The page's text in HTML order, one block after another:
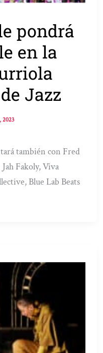
pondrá
en la
Jazz
2023
también con Fred
Fakoly, Viva
Blue Lab Beats